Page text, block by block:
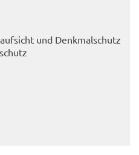
und Denk­mal­schutz